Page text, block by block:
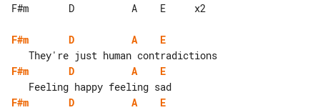
F#m       D          A    E     x2
F#m D A
E
F#m
D A
E
F#m
D A
E